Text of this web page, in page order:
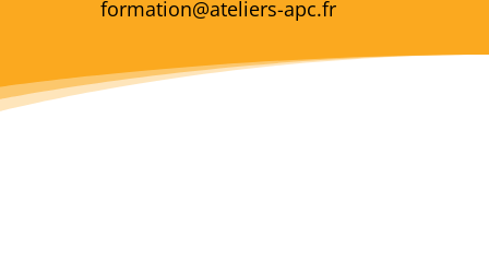
formation@ateliers-apc.fr